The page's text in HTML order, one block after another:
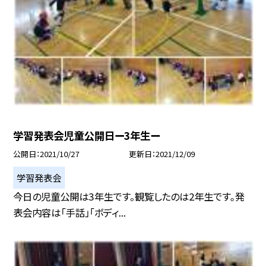
学習発表会児童公開日ー3年生ー
公開日 2021/10/27 更新日 2021/12/09
学習発表会
今日の児童公開は3年生です。観覧したのは2年生です。発
表会内容は「手話」「ボディ...